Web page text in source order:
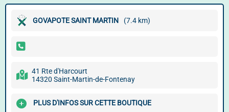
GOVAPOTE SAINT MARTIN (7.4 km)
41 Rte d'Harcourt
14320 Saint-Martin-de-Fontenay
PLUS D'INFOS SUR CETTE BOUTIQUE